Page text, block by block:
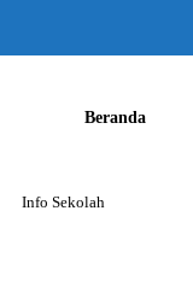
Beranda
Info Sekolah